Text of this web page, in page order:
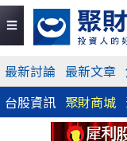
最新討論 最新文章
台股資訊 聚財商城